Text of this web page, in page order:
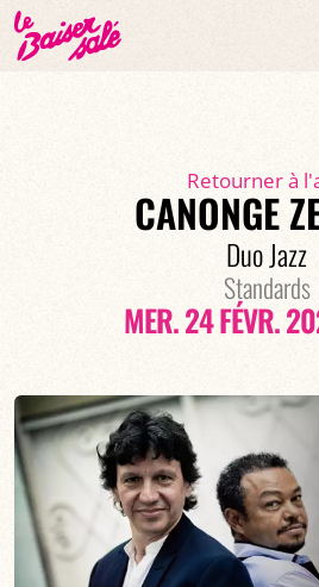
Retourner à
CANONGE
Duo Jazz
Standards
MER. 24 FÉVR.